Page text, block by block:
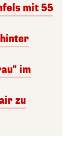
mit 55
im
zu